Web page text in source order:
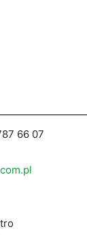
66 07